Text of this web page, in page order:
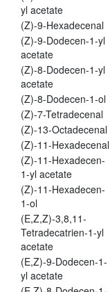
yl acetate
(Z)-9-Hexadecenal
(Z)-9-Dodecen-1-yl
acetate
(Z)-8-Dodecen-1-yl
acetate
(Z)-8-Dodecen-1-ol
(Z)-7-Tetradecenal
(Z)-13-Octadecenal
(Z)-11-Hexadecenal
(Z)-11-Hexadecen-
1-yl acetate
(Z)-11-Hexadecen-
1-ol
(E,Z,Z)-3,8,11-
Tetradecatrien-1-yl
acetate
(E,Z)-9-Dodecen-1-
yl acetate